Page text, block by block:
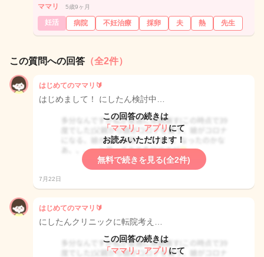
ママリ 5歳9ヶ月
妊活 病院 不妊治療 採卵 夫 熱 先生
この質問への回答 （全2件）
はじめてのママリ🔰
はじめまして！ にしたん検討中…
この回答の続きは
「ママリ」アプリ にて
お読みいただけます！
無料で続きを見る(全2件)
7月22日
はじめてのママリ🔰
にしたんクリニックに転院考え…
この回答の続きは
「ママリ」アプリ にて